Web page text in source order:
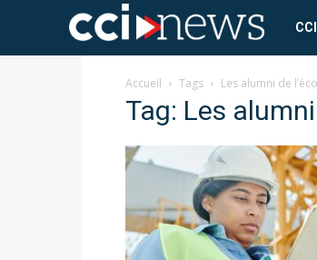
CCI
News
CCI
Accueil Tags Les alumni de
Tag: Les